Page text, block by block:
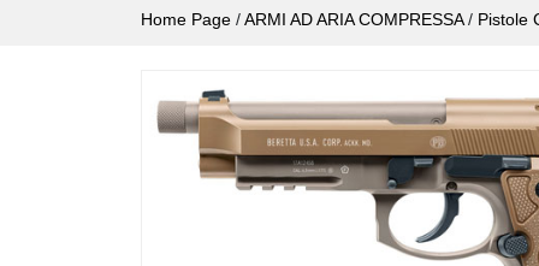
Home Page /ARMI AD ARIA COMPRESSA/ Pistole